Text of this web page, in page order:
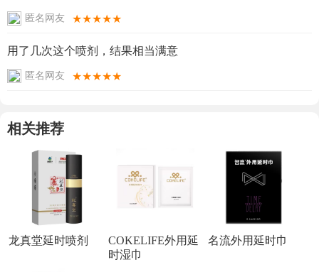
非常的舒服
匿名网友 ★★★★★
用了几次这个喷剂，结果相当满意
匿名网友 ★★★★★
相关推荐
龙真堂延时喷剂
COKELIFE外用延
时湿巾
名流外用延时巾